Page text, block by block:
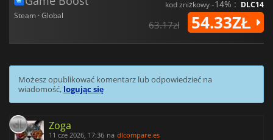
Steam · Global
kod zniżkowy-14% : DLC14
63.17zł 54.33ZŁ
Możesz opublikować komentarz lub odpowiedzieć na
wiadomość, logując się
Zoga
11 cze 2026, 17:36 na dlcompare.es